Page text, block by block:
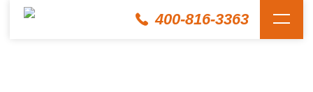
400-816-3363